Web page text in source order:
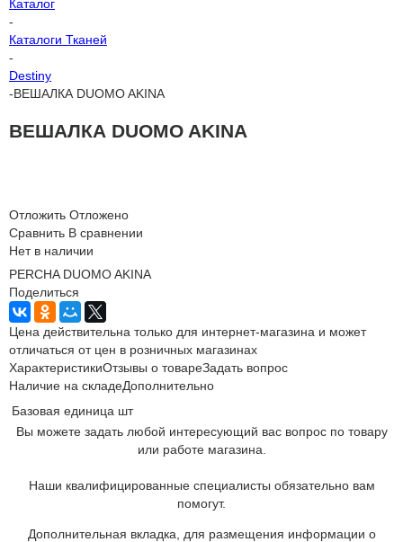
Каталог
-
Каталоги Тканей
-
Destiny
-ВЕШАЛКА DUOMO AKINA
ВЕШАЛКА DUOMO AKINA
Отложить Отложено
Сравнить В сравнении
Нет в наличии
PERCHA DUOMO AKINA
Поделиться
Цена действительна только для интернет-магазина и может
отличаться от цен в розничных магазинах
ХарактеристикиОтзывы о товареЗадать вопрос
Наличие на складеДополнительно
Базовая единица шт
Вы можете задать любой интересующий вас вопрос по товару
или работе магазина.
Наши квалифицированные специалисты обязательно вам
помогут.
Дополнительная вкладка, для размещения информации о